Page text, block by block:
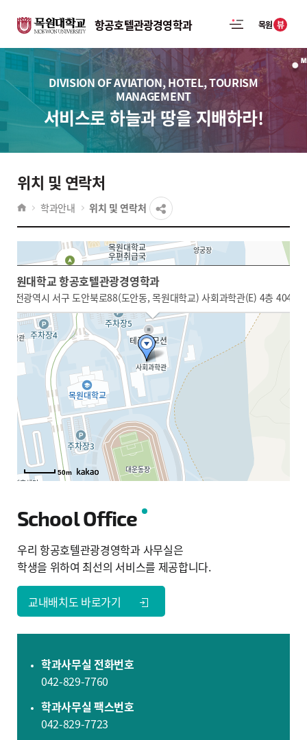
항공호텔관광경영학과 목원 뷰
DIVISION OF AVIATION, HOTEL, TOURISM
MANAGEMENT
서비스로 하늘과 땅을 지배하라!
위치 및 연락처
학과안내 위치 및 연락처
목원대학교 항공호텔관광경영학과
대전광역시 서구 도안북로88(도안동, 목원대학교) 사회과학관(E) 4층 404호
50m
목원대학교 항공호텔관광경영학과
대전광역시 서구 도안북로88(도안동, 목원대학교) 사회과학관(E) 4층 404호
50m
School Office
우리 항공호텔관광경영학과 사무실은
학생을 위하여 최선의 서비스를 제공합니다.
교내배치도 바로가기
학과사무실 전화번호
042-829-7760
학과사무실 팩스번호
042-829-7723